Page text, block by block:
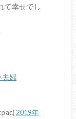
て幸せでし
夫婦
2019年